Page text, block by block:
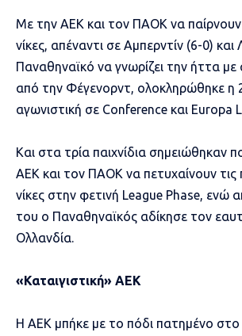
Με την ΑΕΚ και τον ΠΑΟΚ να
νίκες, απέναντι σε Αμπερντίν (6-0) και
Παναθηναϊκό να γνωρίζει την ήττα
από την Φέγενορντ, ολοκληρώθηκε η
αγωνιστική σε Conference και Europa
Και στα τρία παιχνίδια σημειώθηκαν
ΑΕΚ και τον ΠΑΟΚ να πετυχαίνουν
νίκες στην φετινή League Phase, ενώ
του ο Παναθηναϊκός αδίκησε τον
Ολλανδία.
«Καταιγιστική» ΑΕΚ
Η ΑΕΚ μπήκε με το πόδι πατημένο στο